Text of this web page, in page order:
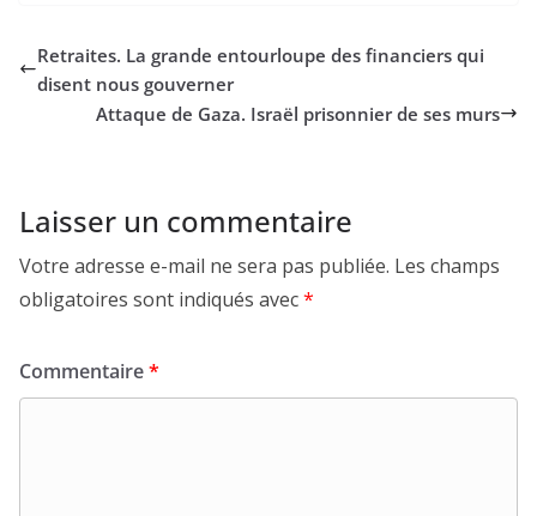
Retraites. La grande entourloupe des financiers qui
disent nous gouverner
Attaque de Gaza. Israël prisonnier de ses murs
Laisser un commentaire
Votre adresse e-mail ne sera pas publiée. Les champs
obligatoires sont indiqués avec*
Commentaire*